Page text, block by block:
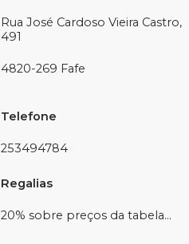
Rua José Cardoso Vieira Castro,
491
4820-269 Fafe
Telefone
253494784
Regalias
20% sobre preços da tabela...